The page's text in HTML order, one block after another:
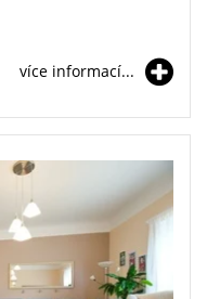
více informací...